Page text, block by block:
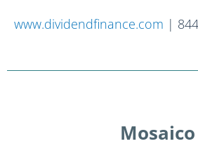
www.dividendfinance.com |
Mosaico